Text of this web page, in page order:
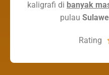
kaligrafi di banyak
pulau
Rating